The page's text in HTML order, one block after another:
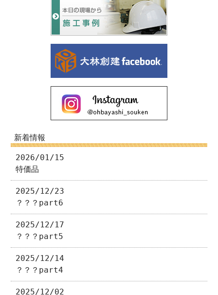
新着情報
2026/01/15
特価品
2025/12/23
？？？part6
2025/12/17
？？？part5
2025/12/14
？？？part4
2025/12/02